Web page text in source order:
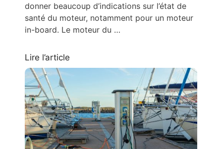
donner beaucoup d’indications sur l’état de
santé du moteur, notamment pour un moteur
in-board. Le moteur du …
Lire l’article